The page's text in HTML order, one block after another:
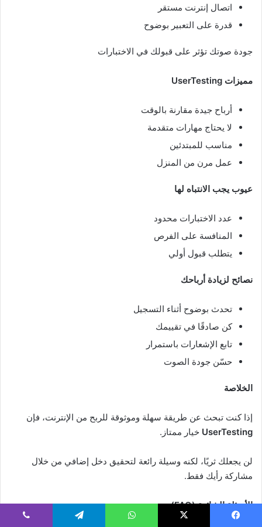
اتصال إنترنت مستقر
قدرة على التعبير بوضوح
جودة صوتك تؤثر على قبولك في الاختبارات
مميزات UserTesting
أرباح جيدة مقارنة بالوقت
لا يحتاج مهارات متقدمة
مناسب للمبتدئين
عمل مرن من المنزل
عيوب يجب الانتباه لها
عدد الاختبارات محدود
المنافسة على الفرص
يتطلب قبول أولي
نصائح لزيادة أرباحك
تحدث بوضوح أثناء التسجيل
كن صادقًا في تقييمك
تابع الإشعارات باستمرار
حسّن جودة الصوت
الخلاصة
إذا كنت تبحث عن طريقة سهلة وموثوقة للربح من الإنترنت، فإن
UserTesting خيار ممتاز.
لن يجعلك ثريًا، لكنه وسيلة رائعة لتحقيق دخل إضافي من خلال
مشاركة رأيك فقط.
الأسئلة الشائعة (FAQ)